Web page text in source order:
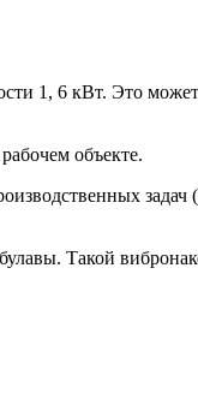
1, 6 кВт. Это может
объекте.
задач
Такой